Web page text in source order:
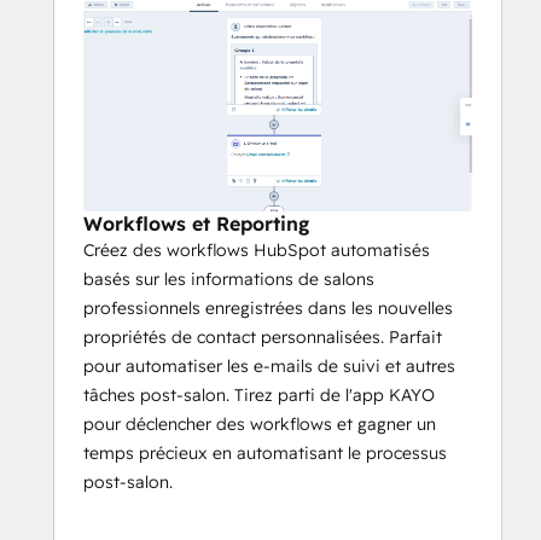
Workflows et Reporting
Créez des workflows HubSpot automatisés
basés sur les informations de salons
professionnels enregistrées dans les nouvelles
propriétés de contact personnalisées. Parfait
pour automatiser les e-mails de suivi et autres
tâches post-salon. Tirez parti de l'app KAYO
pour déclencher des workflows et gagner un
temps précieux en automatisant le processus
post-salon.